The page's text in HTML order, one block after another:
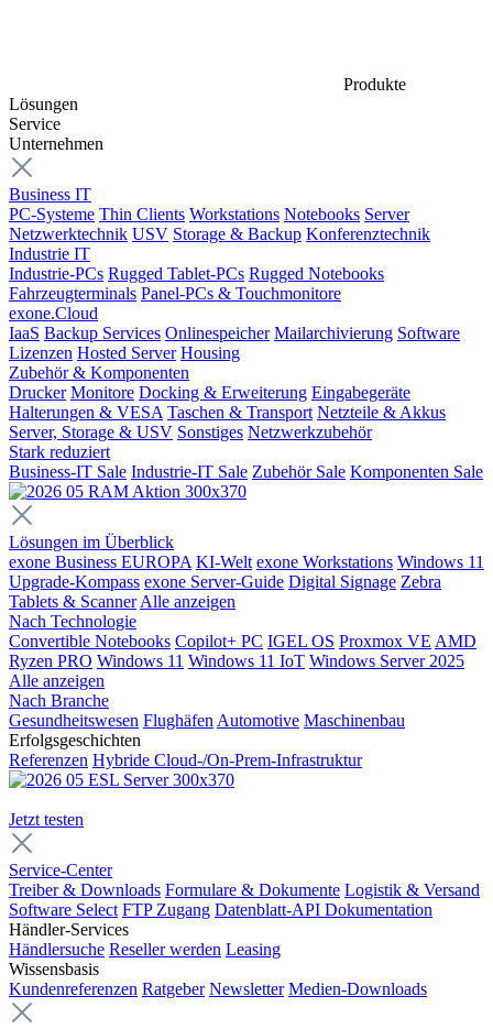
Produkte
Lösungen
Service
Unternehmen
Business IT
PC-Systeme Thin Clients Workstations Notebooks Server
Netzwerktechnik USV Storage & Backup Konferenztechnik
Industrie IT
Industrie-PCs Rugged Tablet-PCs Rugged Notebooks
Fahrzeugterminals Panel-PCs & Touchmonitore
exone.Cloud
IaaS Backup Services Onlinespeicher Mailarchivierung Software
Lizenzen Hosted Server Housing
Zubehör & Komponenten
Drucker Monitore Docking & Erweiterung Eingabegeräte
Halterungen & VESA Taschen & Transport Netzteile & Akkus
Server, Storage & USV Sonstiges Netzwerkzubehör
Stark reduziert
Business-IT Sale Industrie-IT Sale Zubehör Sale Komponenten Sale
Lösungen im Überblick
exone Business EUROPA KI-Welt exone Workstations Windows 11
Upgrade-Kompass exone Server-Guide Digital Signage Zebra
Tablets & Scanner Alle anzeigen
Nach Technologie
Convertible Notebooks Copilot+ PC IGEL OS Proxmox VE AMD
Ryzen PRO Windows 11 Windows 11 IoT Windows Server 2025
Alle anzeigen
Nach Branche
Gesundheitswesen Flughäfen Automotive Maschinenbau
Erfolgsgeschichten
Referenzen Hybride Cloud-/On-Prem-Infrastruktur
Jetzt testen
Service-Center
Treiber & Downloads Formulare & Dokumente Logistik & Versand
Software Select FTP Zugang Datenblatt-API Dokumentation
Händler-Services
Händlersuche Reseller werden Leasing
Wissensbasis
Kundenreferenzen Ratgeber Newsletter Medien-Downloads